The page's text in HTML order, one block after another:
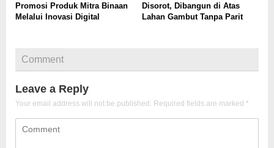
Promosi Produk Mitra Binaan
Melalui Inovasi Digital
Disorot, Dibangun di Atas
Lahan Gambut Tanpa Parit
Comment
Leave a Reply
Your email address will not be published. Required fields are marked *